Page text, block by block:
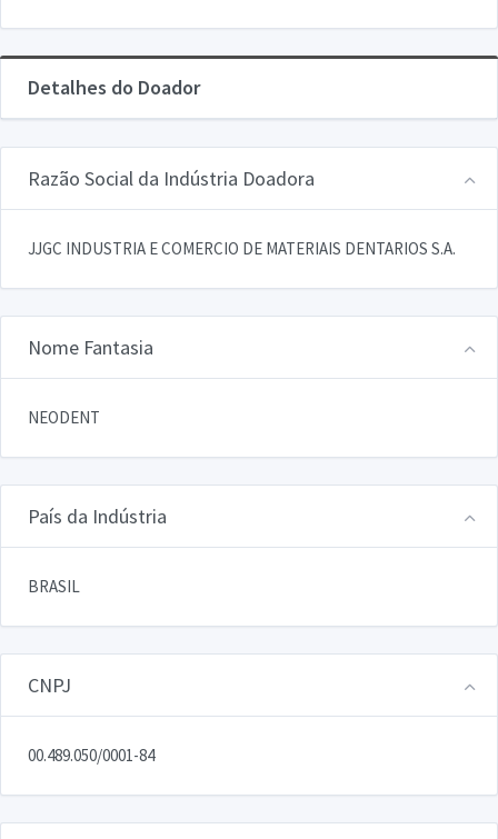
Detalhes do Doador
Razão Social da Indústria Doadora
JJGC INDUSTRIA E COMERCIO DE MATERIAIS DENTARIOS S.A.
Nome Fantasia
NEODENT
País da Indústria
BRASIL
CNPJ
00.489.050/0001-84